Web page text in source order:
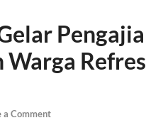
Warga
a Comment